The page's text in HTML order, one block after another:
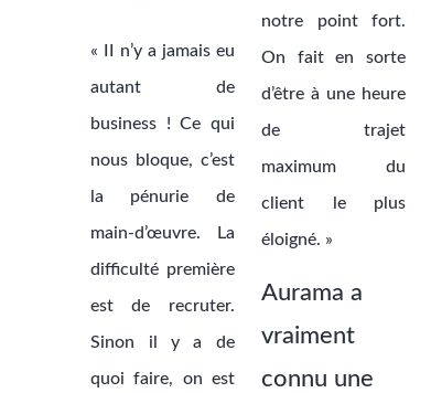
« II n’y a jamais eu
autant de
business ! Ce qui
nous bloque, c’est
la pénurie de
main-d’œuvre. La
difficulté première
est de recruter.
Sinon il y a de
quoi faire, on est
notre point fort.
On fait en sorte
d’être à une heure
de trajet
maximum du
client le plus
éloigné. »
Aurama a
vraiment
connu une